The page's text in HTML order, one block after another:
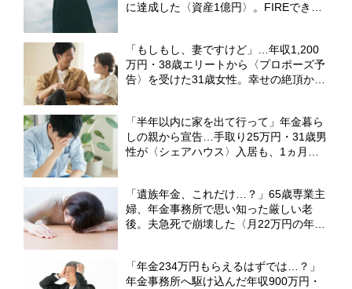
に達成した〈資産1億円〉。FIREできる
「もしもし、妻ですけど」…年収1,200
万円・38歳エリートから〈プロポーズ予
告〉を受けた31歳女性。幸せの絶頂から
「半年以内に家を出て行って」年金暮ら
しの親から宣告…手取り25万円・31歳男
性が〈シェアハウス〉入居も、1ヵ月で
「遺族年金、これだけ…？」65歳専業主
婦、年金事務所で思い知った厳しい老
後。夫急死で崩壊した〈月22万円の年金
「年金234万円もらえるはずでは…？」
年金事務所へ駆け込んだ年収900万円・